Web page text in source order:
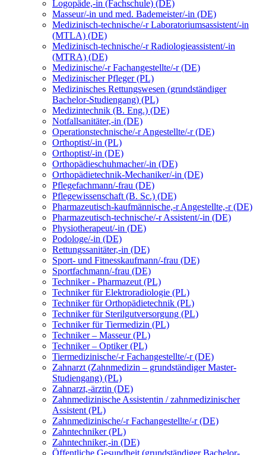
Logopäde,-in (Fachschule) (DE)
Masseur/-in und med. Bademeister/-in (DE)
Medizinisch-technische/-r Laboratoriumsassistent/-in
(MTLA) (DE)
Medizinisch-technische/-r Radiologieassistent/-in
(MTRA) (DE)
Medizinische/-r Fachangestellte/-r (DE)
Medizinischer Pfleger (PL)
Medizinisches Rettungswesen (grundständiger
Bachelor-Studiengang) (PL)
Medizintechnik (B. Eng.) (DE)
Notfallsanitäter,-in (DE)
Operationstechnische/-r Angestellte/-r (DE)
Orthoptist/-in (PL)
Orthoptist/-in (DE)
Orthopädieschuhmacher/-in (DE)
Orthopädietechnik-Mechaniker/-in (DE)
Pflegefachmann/-frau (DE)
Pflegewissenschaft (B. Sc.) (DE)
Pharmazeutisch-kaufmännische,-r Angestellte,-r (DE)
Pharmazeutisch-technische/-r Assistent/-in (DE)
Physiotherapeut/-in (DE)
Podologe/-in (DE)
Rettungssanitäter,-in (DE)
Sport- und Fitnesskaufmann/-frau (DE)
Sportfachmann/-frau (DE)
Techniker - Pharmazeut (PL)
Techniker für Elektroradiologie (PL)
Techniker für Orthopädietechnik (PL)
Techniker für Sterilgutversorgung (PL)
Techniker für Tiermedizin (PL)
Techniker – Masseur (PL)
Techniker – Optiker (PL)
Tiermedizinische/-r Fachangestellte/-r (DE)
Zahnarzt (Zahnmedizin – grundständiger Master-
Studiengang) (PL)
Zahnarzt,-ärztin (DE)
Zahnmedizinische Assistentin / zahnmedizinischer
Assistent (PL)
Zahnmedizinische/-r Fachangestellte/-r (DE)
Zahntechniker (PL)
Zahntechniker,-in (DE)
Öffentliche Gesundheit (grundständiger Bachelor-